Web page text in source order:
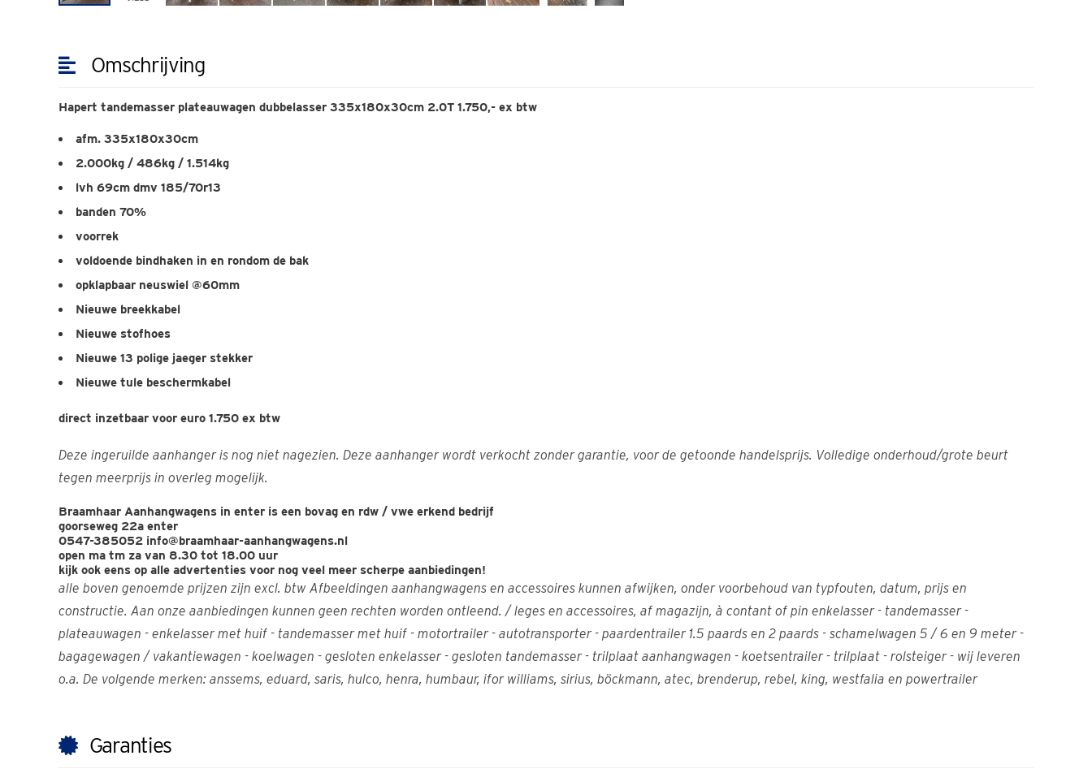
Omschrijving
Hapert tandemasser plateauwagen dubbelasser 335x180x30cm 2.0T 1.750,- ex btw
afm. 335x180x30cm
2.000kg / 486kg / 1.514kg
lvh 69cm dmv 185/70r13
banden 70%
voorrek
voldoende bindhaken in en rondom de bak
opklapbaar neuswiel @60mm
Nieuwe breekkabel
Nieuwe stofhoes
Nieuwe 13 polige jaeger stekker
Nieuwe tule beschermkabel
direct inzetbaar voor euro 1.750 ex btw
Deze ingeruilde aanhanger is nog niet nagezien. Deze aanhanger wordt verkocht zonder garantie, voor de getoonde handelsprijs. Volledige onderhoud/grote beurt
tegen meerprijs in overleg mogelijk.
Braamhaar Aanhangwagens in enter is een bovag en rdw / vwe erkend bedrijf
goorseweg 22a enter
0547-385052 info@braamhaar-aanhangwagens.nl
open ma tm za van 8.30 tot 18.00 uur
kijk ook eens op alle advertenties voor nog veel meer scherpe aanbiedingen!
alle boven genoemde prijzen zijn excl. btw Afbeeldingen aanhangwagens en accessoires kunnen afwijken, onder voorbehoud van typfouten, datum, prijs en
constructie. Aan onze aanbiedingen kunnen geen rechten worden ontleend. / leges en accessoires, af magazijn, à contant of pin enkelasser - tandemasser -
plateauwagen - enkelasser met huif - tandemasser met huif - motortrailer - autotransporter - paardentrailer 1.5 paards en 2 paards - schamelwagen 5 / 6 en 9 meter -
bagagewagen / vakantiewagen - koelwagen - gesloten enkelasser - gesloten tandemasser - trilplaat aanhangwagen - koetsentrailer - trilplaat - rolsteiger - wij leveren
o.a. De volgende merken: anssems, eduard, saris, hulco, henra, humbaur, ifor williams, sirius, böckmann, atec, brenderup, rebel, king, westfalia en powertrailer
Garanties